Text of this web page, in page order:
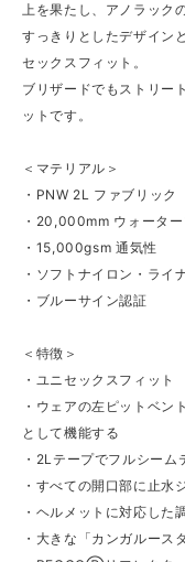
上を果たし、アノラック
すっきりとしたデザイン
セックスフィット。
ブリザードでもストリー
ットです。
＜マテリアル＞
・PNW 2L ファブリック
・20,000mm ウォータ
・15,000gsm 通気性
・ソフトナイロン・ライ
・ブルーサイン認証
＜特徴＞
・ユニセックスフィット
・ウェアの左ピットベン
として機能する
・2Lテープでフルシーム
・すべての開口部に止水
・ヘルメットに対応した
・大きな「カンガルース